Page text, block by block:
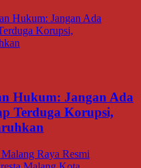
Hukum: Jangan Ada
Terduga Korupsi,